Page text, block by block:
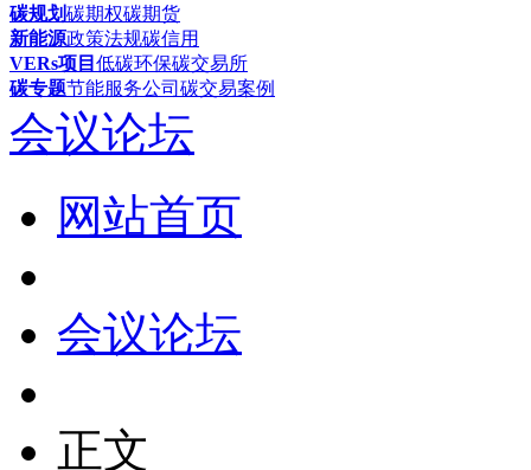
碳规划碳期权碳期货
新能源政策法规碳信用
VERs项目 低碳环保碳交易所
碳专题节能服务公司 碳交易案例
会议论坛
网站首页
会议论坛
正文